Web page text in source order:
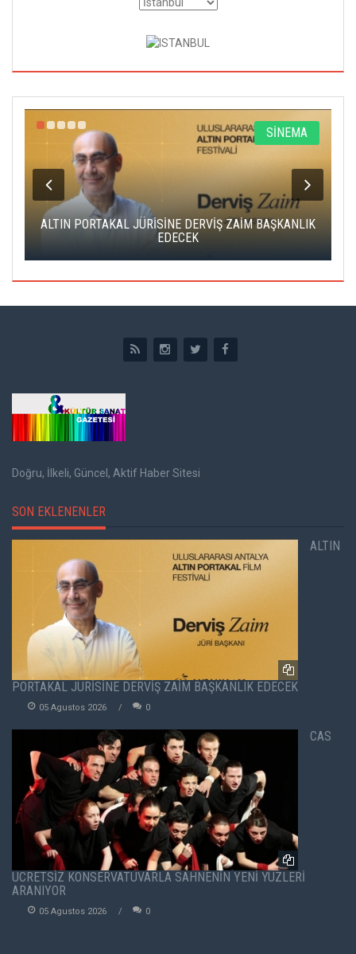
SİNEMA
ALTIN PORTAKAL JÜRİSİNE DERVİŞ ZAİM BAŞKANLIK
EDECEK
Doğru, İlkeli, Güncel, Aktif Haber Sitesi
SON EKLENENLER
ALTIN
PORTAKAL JÜRİSİNE DERVİŞ ZAİM BAŞKANLIK EDECEK
05 Agustos 2026 0
CAS
ÜCRETSİZ KONSERVATUVARLA SAHNENİN YENİ YÜZLERİ
ARANIYOR
05 Agustos 2026 0